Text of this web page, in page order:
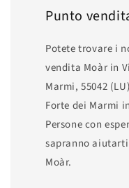
Punto
Potete trovare i
vendita Moàr in
Marmi, 55042
Forte dei Marmi
Persone con
sapranno
Moàr.